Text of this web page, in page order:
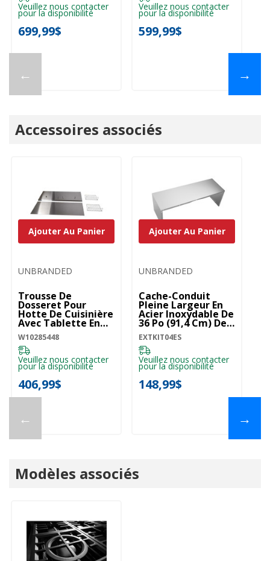
←
Veuillez nous contacter
pour la disponibilité
699,99$
Veuillez nous contacter
pour la disponibilité
599,99$
→
Accessoires associés
←
UNBRANDED
Trousse De
Dosseret Pour
Hotte De Cuisinière
Avec Tablette En
Acier Inoxydable -
36 Po (91,4 Cm)
W10285448
W10285448
Veuillez nous contacter
pour la disponibilité
406,99$
Ajouter Au Panier
UNBRANDED
Cache-Conduit
Pleine Largeur En
Acier Inoxydable De
36 Po (91,4 Cm) De
Largeur Et 12 Po
(30,5 Cm) De
Hauteur
EXTKIT04ES
EXTKIT04ES
Veuillez nous contacter
pour la disponibilité
148,99$
Ajouter Au Panier
→
Modèles associés